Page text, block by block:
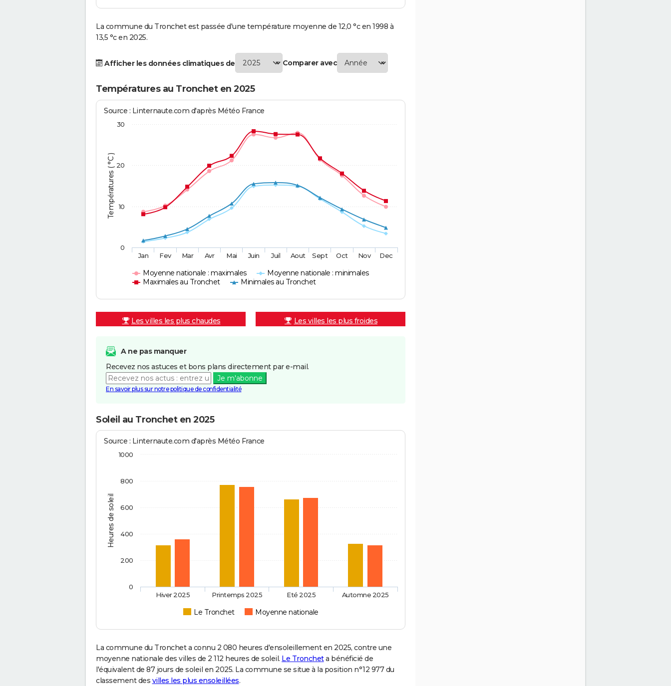
La commune du Tronchet est passée d'une température moyenne de 12,0 °c en 1998 à
13,5 °c en 2025.
Afficher les données climatiques de Comparer avec
Températures au Tronchet en 2025
Températures ( °C )
Source : Linternaute.com d'après Météo France
Moyenne nationale : maximales
Moyenne nationale : minimales
Maximales au Tronchet
Minimales au Tronchet
Jan Fev Mar Avr Mai Juin Juil Aout Sept Oct Nov Dec
0
10
20
30
Les villes les plus chaudes Les villes les plus froides
A ne pas manquer
Recevez nos astuces et bons plans directement par e-mail.
Je m'abonne
En savoir plus sur notre politique de confidentialité
Soleil au Tronchet en 2025
Heures de soleil
Source : Linternaute.com d'après Météo France
Le Tronchet Moyenne nationale
Hiver 2025 Printemps 2025 Eté 2025 Automne 2025
0
200
400
600
800
1000
La commune du Tronchet a connu 2 080 heures d'ensoleillement en 2025, contre une
moyenne nationale des villes de 2 112 heures de soleil. Le Troncheta bénéficié de
l'équivalent de 87 jours de soleil en 2025. La commune se situe à la position n°12 977 du
classement des villes les plus ensoleillées.